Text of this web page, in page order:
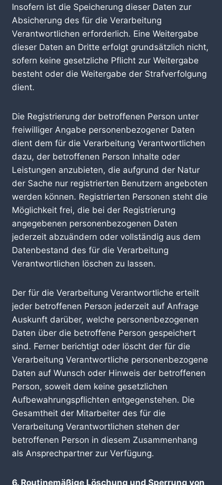
Insofern ist die Speicherung dieser Daten zur
Absicherung des für die Verarbeitung
Verantwortlichen erforderlich. Eine Weitergabe
dieser Daten an Dritte erfolgt grundsätzlich nicht,
sofern keine gesetzliche Pflicht zur Weitergabe
besteht oder die Weitergabe der Strafverfolgung
dient.
Die Registrierung der betroffenen Person unter
freiwilliger Angabe personenbezogener Daten
dient dem für die Verarbeitung Verantwortlichen
dazu, der betroffenen Person Inhalte oder
Leistungen anzubieten, die aufgrund der Natur
der Sache nur registrierten Benutzern angeboten
werden können. Registrierten Personen steht die
Möglichkeit frei, die bei der Registrierung
angegebenen personenbezogenen Daten
jederzeit abzuändern oder vollständig aus dem
Datenbestand des für die Verarbeitung
Verantwortlichen löschen zu lassen.
Der für die Verarbeitung Verantwortliche erteilt
jeder betroffenen Person jederzeit auf Anfrage
Auskunft darüber, welche personenbezogenen
Daten über die betroffene Person gespeichert
sind. Ferner berichtigt oder löscht der für die
Verarbeitung Verantwortliche personenbezogene
Daten auf Wunsch oder Hinweis der betroffenen
Person, soweit dem keine gesetzlichen
Aufbewahrungspflichten entgegenstehen. Die
Gesamtheit der Mitarbeiter des für die
Verarbeitung Verantwortlichen stehen der
betroffenen Person in diesem Zusammenhang
als Ansprechpartner zur Verfügung.
6. Routinemäßige Löschung und Sperrung von